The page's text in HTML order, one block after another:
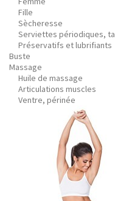
Fille
Sècheresse
Serviettes périodiques,
Préservatifs et lubrifiants
Buste
Massage
Huile de massage
Articulations muscles
Ventre, périnée